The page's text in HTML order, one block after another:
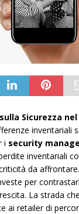
Sicurezza
inventariali
i security
inventariali
da
per
La strada che
ai retailer di